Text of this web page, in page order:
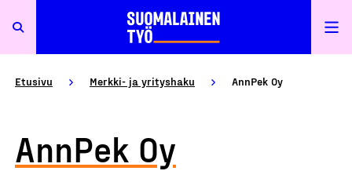
Etusivu Merkki- ja yrityshaku AnnPek Oy
AnnPek Oy